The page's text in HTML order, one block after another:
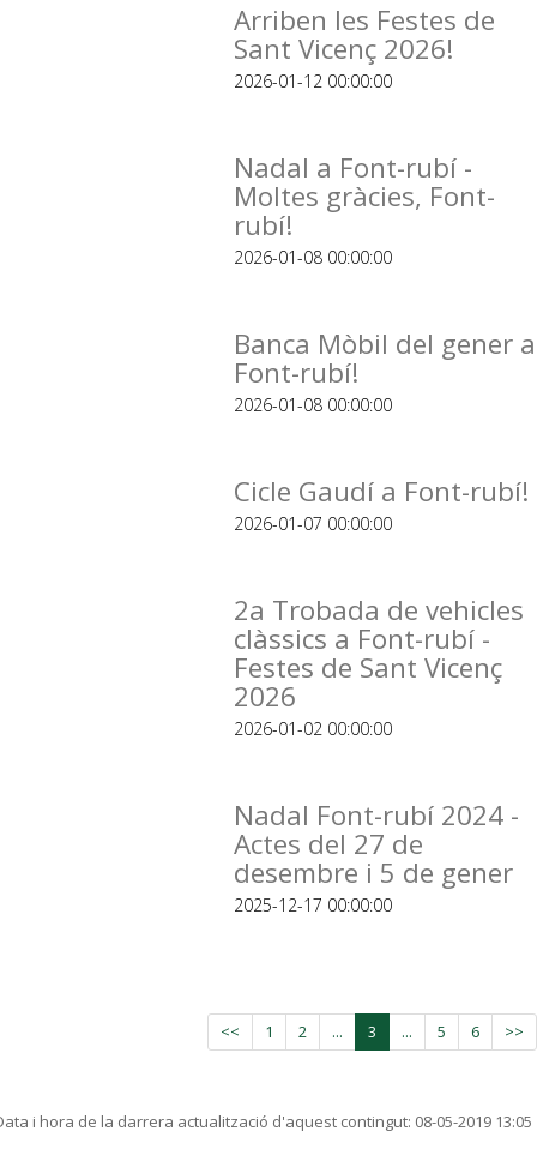
Arriben les Festes de
Sant Vicenç 2026!
2026-01-12 00:00:00
Nadal a Font-rubí -
Moltes gràcies, Font-
rubí!
2026-01-08 00:00:00
Banca Mòbil del gener a
Font-rubí!
2026-01-08 00:00:00
Cicle Gaudí a Font-rubí!
2026-01-07 00:00:00
2a Trobada de vehicles
clàssics a Font-rubí -
Festes de Sant Vicenç
2026
2026-01-02 00:00:00
Nadal Font-rubí 2024 -
Actes del 27 de
desembre i 5 de gener
2025-12-17 00:00:00
<< 1 2 ... 3 ... 5 6 >>
i hora de la darrera actualització d'aquest contingut: 08-05-2019 13:05